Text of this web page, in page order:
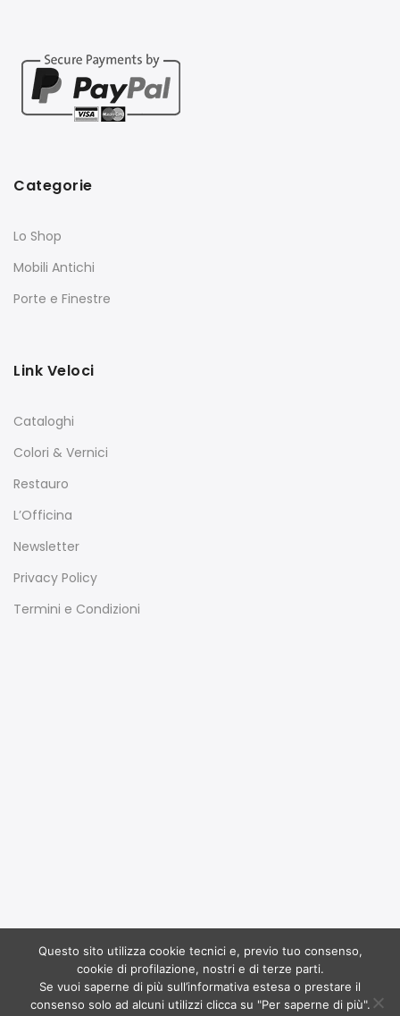
Categorie
Lo Shop
Mobili Antichi
Porte e Finestre
Link Veloci
Cataloghi
Colori & Vernici
Restauro
L’Officina
Newsletter
Privacy Policy
Termini e Condizioni
Copyright 2017Ruffoliall rights reserved. Powered by
Dinamo
Banca del Mezzogiorno MedioCredito Centrale S.p.A. | 25.000,00 | 30/06/2020 |
Questo sito utilizza cookie tecnici e, previo tuo consenso,
cookie di profilazione, nostri e di terze parti.
Se vuoi saperne di più sull’informativa estesa o prestare il
consenso solo ad alcuni utilizzi clicca su "Per saperne di più".